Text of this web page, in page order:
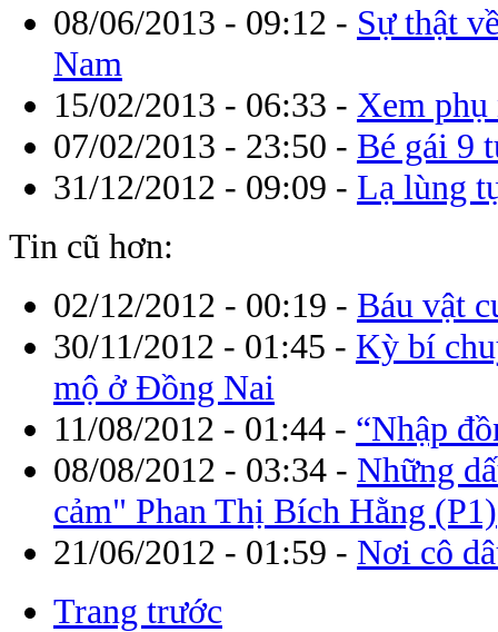
08/06/2013 - 09:12 - Sự thật
Nam
15/02/2013 - 06:33 - Xem
07/02/2013 - 23:50 - Bé gái 9
31/12/2012 - 09:09 - Lạ lùng
Tin cũ hơn:
02/12/2012 - 00:19 - Báu vật
30/11/2012 - 01:45 - Kỳ bí
mộ ở Đồng Nai
11/08/2012 - 01:44 - “Nhập
08/08/2012 - 03:34 - Những
cảm" Phan Thị Bích Hằng (P1)
21/06/2012 - 01:59 - Nơi cô
Trang trước